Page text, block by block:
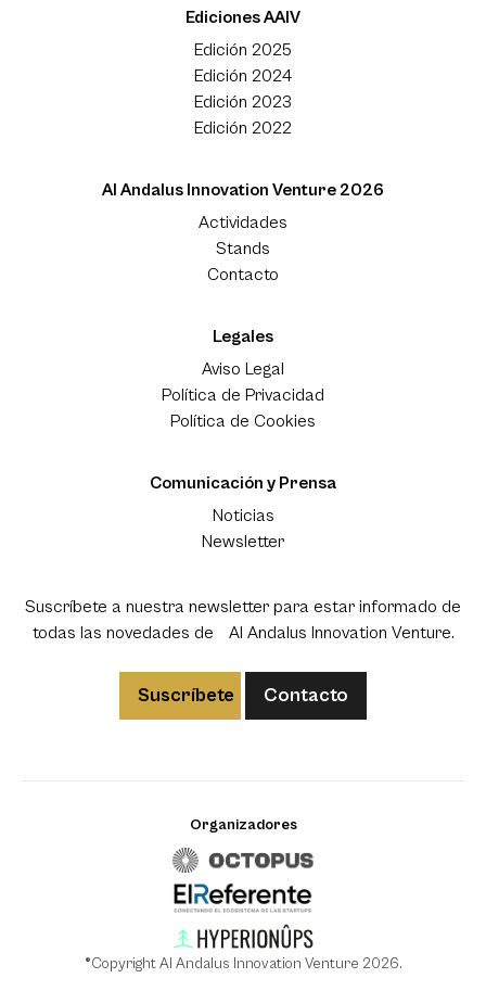
Ediciones AAIV
Edición 2025
Edición 2024
Edición 2023
Edición 2022
Al Andalus Innovation Venture 2026
Actividades
Stands
Contacto
Legales
Aviso Legal
Política de Privacidad
Política de Cookies
Comunicación y Prensa
Noticias
Newsletter
Suscríbete a nuestra newsletter para estar informado de
todas las novedades de Al Andalus Innovation Venture.
Suscríbete Contacto
Organizadores
®Copyright Al Andalus Innovation Venture 2026.